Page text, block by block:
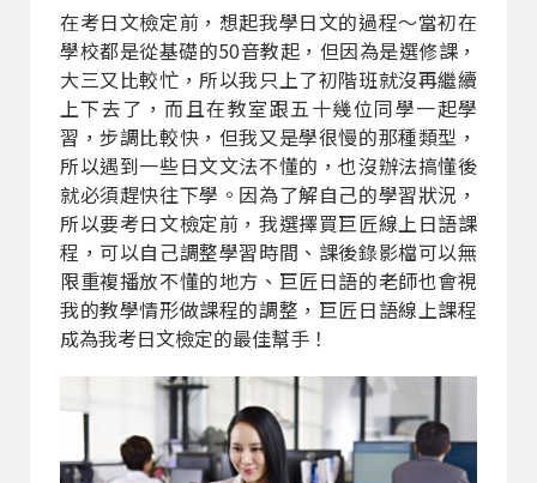
在考日文檢定前，想起我學日文的過程～當初在
學校都是從基礎的50音教起，但因為是選修課，
大三又比較忙，所以我只上了初階班就沒再繼續
上下去了，而且在教室跟五十幾位同學一起學
習，步調比較快，但我又是學很慢的那種類型，
所以遇到一些日文文法不懂的，也沒辦法搞懂後
就必須趕快往下學。因為了解自己的學習狀況，
所以要考日文檢定前，我選擇買巨匠線上日語課
程，可以自己調整學習時間、課後錄影檔可以無
限重複播放不懂的地方、巨匠日語的老師也會視
我的教學情形做課程的調整，巨匠日語線上課程
成為我考日文檢定的最佳幫手！